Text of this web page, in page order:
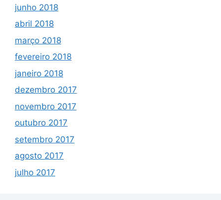
junho 2018
abril 2018
março 2018
fevereiro 2018
janeiro 2018
dezembro 2017
novembro 2017
outubro 2017
setembro 2017
agosto 2017
julho 2017